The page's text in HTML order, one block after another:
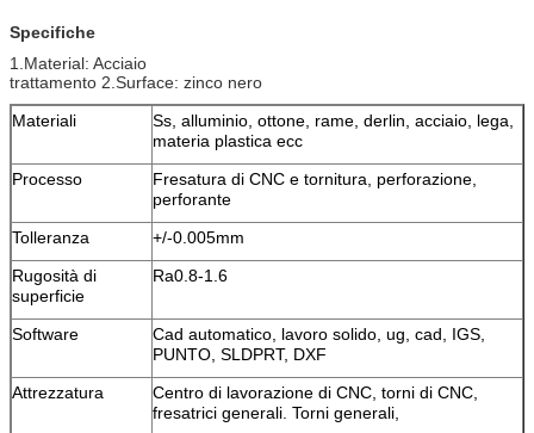
Specifiche
1.Material: Acciaio
trattamento 2.Surface: zinco nero
Materiali
Ss, alluminio, ottone, rame, derlin, acciaio, lega,
materia plastica ecc
Processo
Fresatura di CNC e tornitura, perforazione,
perforante
Tolleranza
+/-0.005mm
Rugosità di
superficie
Ra0.8-1.6
Software
Cad automatico, lavoro solido, ug, cad, IGS,
PUNTO, SLDPRT, DXF
Attrezzatura
Centro di lavorazione di CNC, torni di CNC,
fresatrici generali. Torni generali,